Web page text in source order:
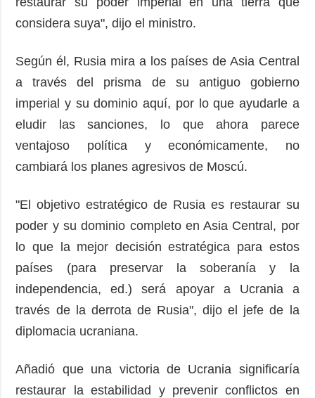
considera suya", dijo el ministro.
Según él, Rusia mira a los países de Asia Central
a través del prisma de su antiguo gobierno
imperial y su dominio aquí, por lo que ayudarle a
eludir las sanciones, lo que ahora parece
ventajoso política y económicamente, no
cambiará los planes agresivos de Moscú.
"El objetivo estratégico de Rusia es restaurar su
poder y su dominio completo en Asia Central, por
lo que la mejor decisión estratégica para estos
países (para preservar la soberanía y la
independencia, ed.) será apoyar a Ucrania a
través de la derrota de Rusia", dijo el jefe de la
diplomacia ucraniana.
Añadió que una victoria de Ucrania significaría
restaurar la estabilidad y prevenir conflictos en